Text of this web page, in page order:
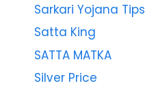
Sarkari Yojana Tips
Satta King
SATTA MATKA
Silver Price